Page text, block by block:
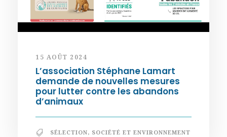
15 AOÛT 2024
L’association Stéphane Lamart
demande de nouvelles mesures
pour lutter contre les abandons
d’animaux
SÉLECTION, SOCIÉTÉ ET ENVIRONNEMENT